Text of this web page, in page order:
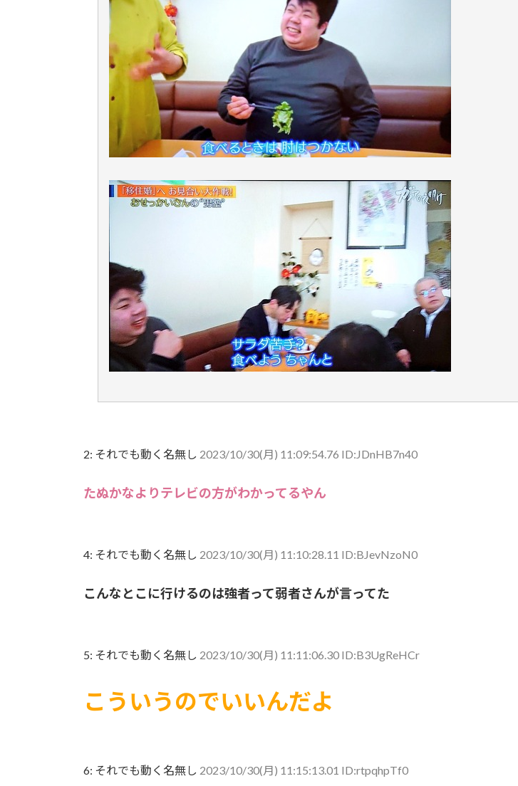
2: それでも動く名無し 2023/10/30(月) 11:09:54.76 ID:JDnHB7n40
たぬかなよりテレビの方がわかってるやん
4: それでも動く名無し 2023/10/30(月) 11:10:28.11 ID:BJevNzoN0
こんなとこに行けるのは強者って弱者さんが言ってた
5: それでも動く名無し 2023/10/30(月) 11:11:06.30 ID:B3UgReHCr
こういうのでいいんだよ
6: それでも動く名無し 2023/10/30(月) 11:15:13.01 ID:rtpqhpTf0